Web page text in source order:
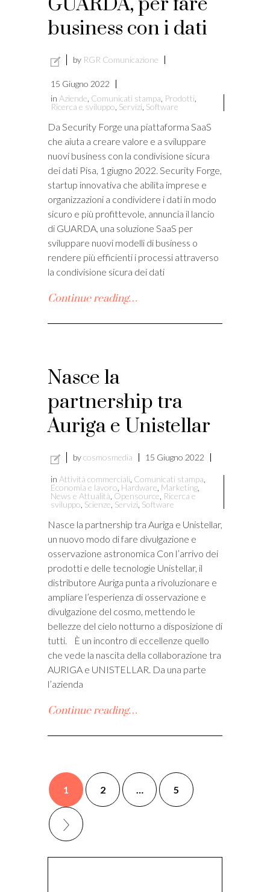
business con i dati
by RGR Comunicazione
15 Giugno 2022
in Aziende Comunicati stampa Prodotti
Ricerca e sviluppo Servizi Software
Da Security Forge una piattaforma SaaS
che aiuta a creare valore e a sviluppare
nuovi business con la condivisione sicura
dei dati Pisa, 1 giugno 2022. Security Forge,
startup innovativa che abilita imprese e
organizzazioni a condividere i dati in modo
sicuro e più profittevole, annuncia il lancio
di GUARDA, una soluzione SaaS per
sviluppare nuovi modelli di business o
rendere più efficienti i processi attraverso
la condivisione sicura dei dati
Continue reading…
Nasce la
partnership tra
Auriga e Unistellar
bycosmosmedia 15 Giugno 2022
in Attività commerciali Comunicati stampa
Economia e lavoro Hardware Marketing
News e Attualità Opensource Ricerca e
sviluppo Scienze Servizi Software
Nasce la partnership tra Auriga e Unistellar,
un nuovo modo di fare divulgazione e
osservazione astronomica Con l’arrivo dei
prodotti e delle tecnologie Unistellar, il
distributore Auriga punta a rivoluzionare e
ampliare l’esperienza di osservazione e
divulgazione del cosmo, mettendo le
bellezze del cielo notturno a disposizione di
tutti. È un incontro di eccellenze quello
che vede la nascita della collaborazione tra
AURIGA e UNISTELLAR. Da una parte
l’azienda
Continue reading…
1 2 … 5